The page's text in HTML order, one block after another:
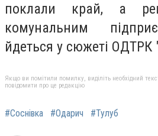
поклали край, а
комунальним
йдеться у сюжеті ОДТРК
Якщо ви помітили помилку, виділіть необхідний
повідомити про це редакцію
#Соснівка #Одарич #Тулуб